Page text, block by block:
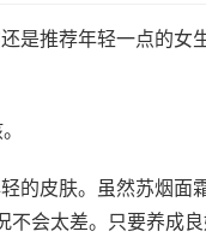
是推荐年轻一点的
的皮肤。虽然苏烟
会太差。只要养成良